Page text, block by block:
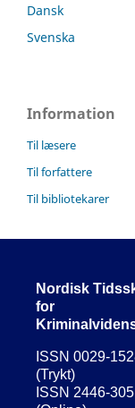
Dansk
Svenska
Information
Til læsere
Til forfattere
Til bibliotekarer
Nordisk
for
ISSN 0029-
(Trykt)
ISSN 2446-